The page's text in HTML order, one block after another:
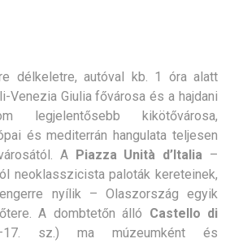
délkeletre, autóval kb. 1 óra alatt
Venezia Giulia fővárosa és a hajdani
legjelentősebb kikötővárosa,
és mediterrán hangulata teljesen
A Piazza Unità d’Italia –
neoklasszicista paloták kereteinek,
nyílik – Olaszország egyik
A dombtetőn álló Castello di
sz.) ma múzeumként és